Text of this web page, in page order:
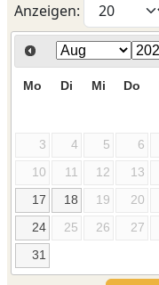
Anzeigen:
Mo Di Mi Do
3
4 5 6
10
11 12 13
17
18 19 20
24
25 26 27
31